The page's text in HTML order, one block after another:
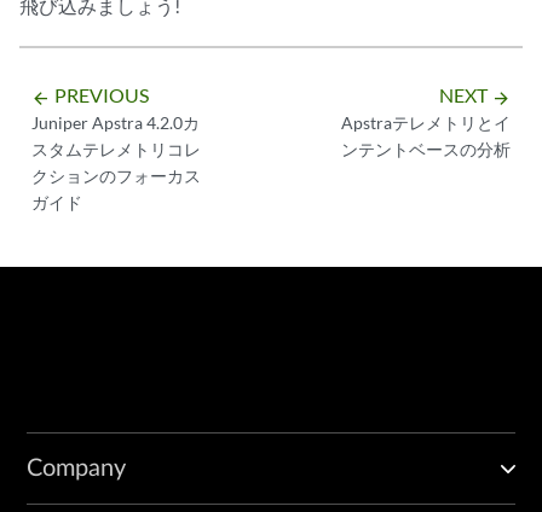
飛び込みましょう!
arrow_backward PREVIOUS
Juniper Apstra 4.2.0カ
スタムテレメトリコレ
クションのフォーカス
ガイド
NEXT arrow_forward
Apstraテレメトリとイ
ンテントベースの分析
Company